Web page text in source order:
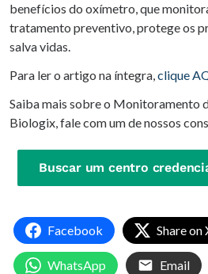
benefícios do oxímetro, que
tratamento preventivo, protege os
salva vidas.
Para ler o artigo na íntegra,clique
Saiba mais sobre o Monitoramento
Biologix, fale com um de nossos
Buscar um centro
Facebook Share on
WhatsApp Email